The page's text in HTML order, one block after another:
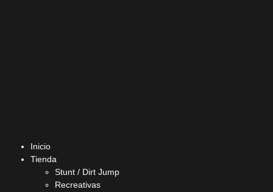
Inicio
Tienda
Stunt / Dirt Jump
Recreativas